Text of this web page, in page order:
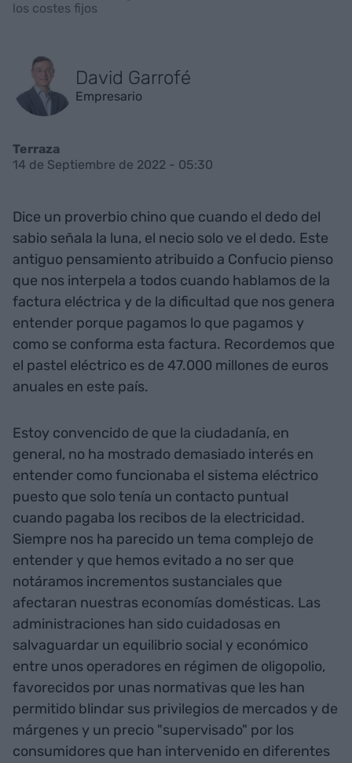
los costes fijos
David Garrofé
Empresario
Terraza
14 de Septiembre de 2022 - 05:30
Dice un proverbio chino que cuando el dedo del
sabio señala la luna, el necio solo ve el dedo. Este
antiguo pensamiento atribuido a Confucio pienso
que nos interpela a todos cuando hablamos de la
factura eléctrica y de la dificultad que nos genera
entender porque pagamos lo que pagamos y
como se conforma esta factura. Recordemos que
el pastel eléctrico es de 47.000 millones de euros
anuales en este país.
Estoy convencido de que la ciudadanía, en
general, no ha mostrado demasiado interés en
entender como funcionaba el sistema eléctrico
puesto que solo tenía un contacto puntual
cuando pagaba los recibos de la electricidad.
Siempre nos ha parecido un tema complejo de
entender y que hemos evitado a no ser que
notáramos incrementos sustanciales que
afectaran nuestras economías domésticas. Las
administraciones han sido cuidadosas en
salvaguardar un equilibrio social y económico
entre unos operadores en régimen de oligopolio,
favorecidos por unas normativas que les han
permitido blindar sus privilegios de mercados y de
márgenes y un precio "supervisado" por los
consumidores que han intervenido en diferentes